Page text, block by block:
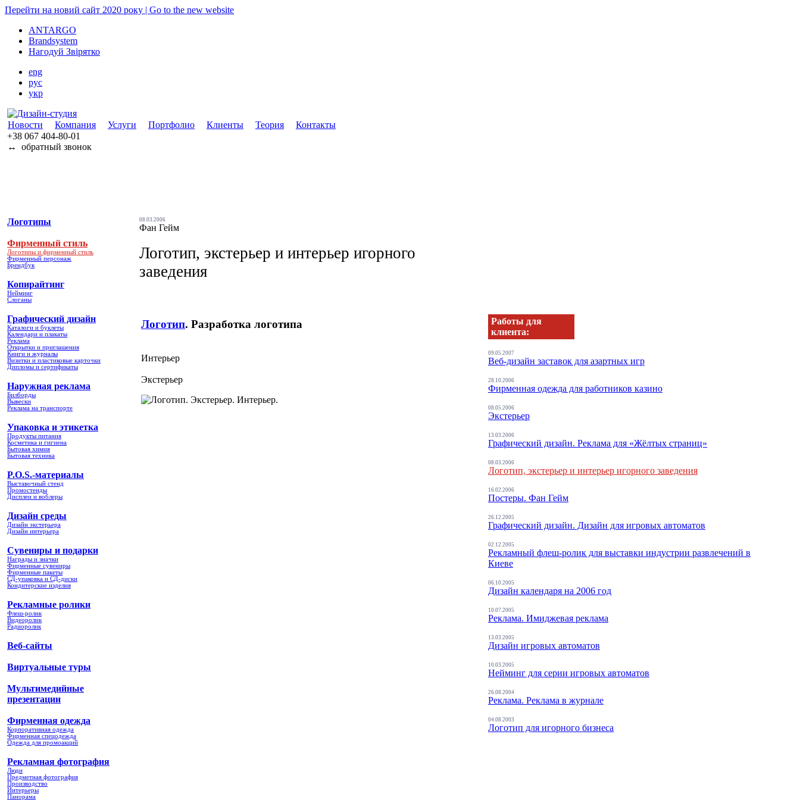
Перейти на новий сайт 2020 року | Go to the new website
ANTARGO
Brandsystem
Нагодуй Звірятко
eng
рус
укр
Новости Компания Услуги Портфолио Клиенты Теория
Контакты
+38 067 404-80-01
↔
обратный звонок
Логотипы
Фирменный стиль
Логотипы и фирменный стиль
Фирменный персонаж
Брендбук
Копирайтинг
Нейминг
Слоганы
Графический дизайн
Каталоги и буклеты
Календари и плакаты
Реклама
Открытки и приглашения
Книги и журналы
Визитки и пластиковые карточки
Дипломы и сертификаты
Наружная реклама
Билборды
Вывески
Реклама на транспорте
Упаковка и этикетка
Продукты питания
Косметика и гигиена
Бытовая химия
Бытовая техника
P.O.S.-материалы
Выставочный стенд
Промостенды
Дисплеи и воблеры
Дизайн среды
Дизайн экстерьера
Дизайн интерьера
Сувениры и подарки
Награды и значки
Фирменные сувениры
Фирменные пакеты
СД-упаковка и СД-диски
Кондитерские изделия
Рекламные ролики
Флеш-ролик
Видеоролик
Радиоролик
Веб-сайты
Виртуальные туры
Мультимедийные
презентации
Фирменная одежда
Корпоративная одежда
Фирменная спецодежда
Одежда для промоакций
Рекламная фотография
Люди
Предметная фотография
Производство
Интерьеры
Панорама
08.03.2006
Фан Гейм
Логотип, экстерьер и интерьер игорного
заведения
Логотип. Разработка логотипа
Интерьер
Экстерьер
Работы для
клиента:
09.05.2007
Веб-дизайн заставок для азартных игр
28.10.2006
Фирменная одежда для работников казино
08.05.2006
Экстерьер
13.03.2006
Графический дизайн. Реклама для «Жёлтых страниц»
08.03.2006
Логотип, экстерьер и интерьер игорного заведения
16.02.2006
Постеры. Фан Гейм
26.12.2005
Графический дизайн. Дизайн для игровых автоматов
02.12.2005
Рекламный флеш-ролик для выставки индустрии развлечений в
Киеве
06.10.2005
Дизайн календаря на 2006 год
10.07.2005
Реклама. Имиджевая реклама
13.03.2005
Дизайн игровых автоматов
10.03.2005
Нейминг для серии игровых автоматов
26.08.2004
Реклама. Реклама в журнале
04.08.2003
Логотип для игорного бизнеса